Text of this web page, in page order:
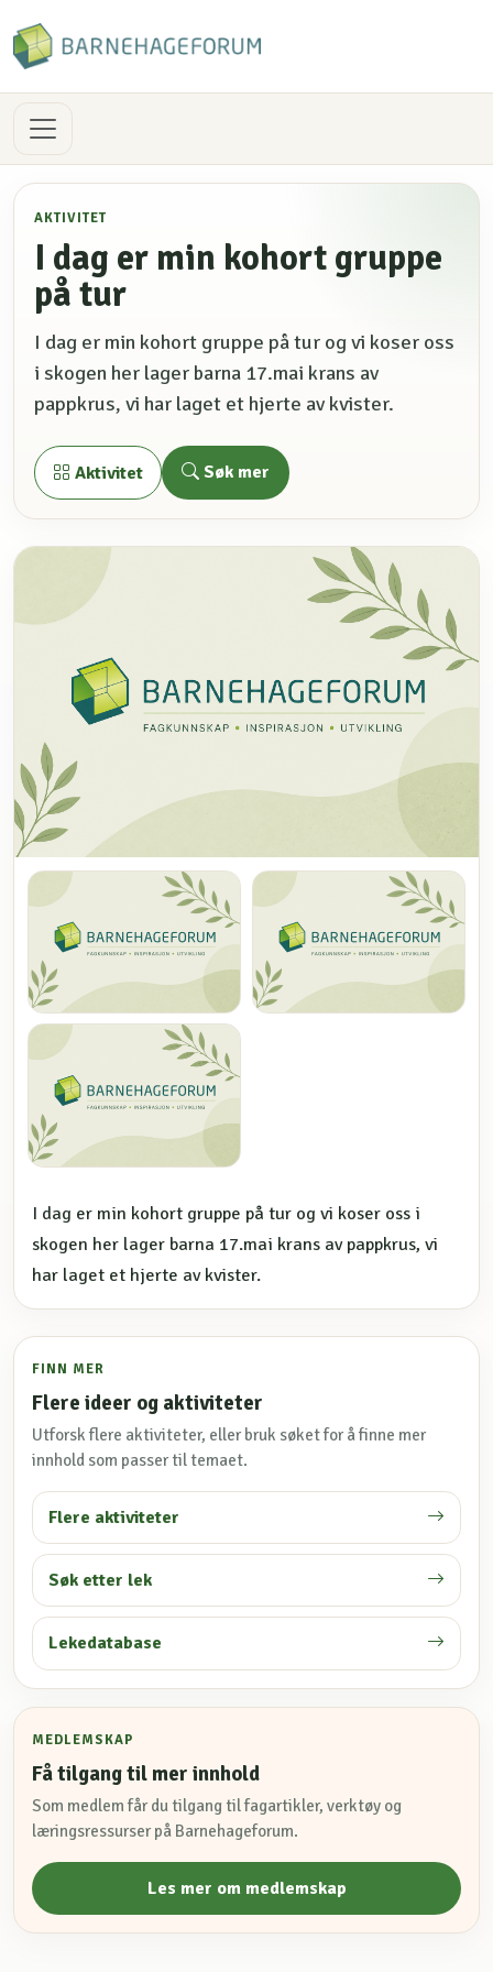
AKTIVITET
I dag er min kohort gruppe
på tur
I dag er min kohort gruppe på tur og vi koser oss
i skogen her lager barna 17.mai krans av
pappkrus, vi har laget et hjerte av kvister.
Aktivitet Søk mer
I dag er min kohort gruppe på tur og vi koser oss i
skogen her lager barna 17.mai krans av pappkrus, vi
har laget et hjerte av kvister.
FINN MER
Flere ideer og aktiviteter
Utforsk flere aktiviteter, eller bruk søket for å finne mer
innhold som passer til temaet.
Flere aktiviteter
Søk etter lek
Lekedatabase
MEDLEMSKAP
Få tilgang til mer innhold
Som medlem får du tilgang til fagartikler, verktøy og
læringsressurser på Barnehageforum.
Les mer om medlemskap